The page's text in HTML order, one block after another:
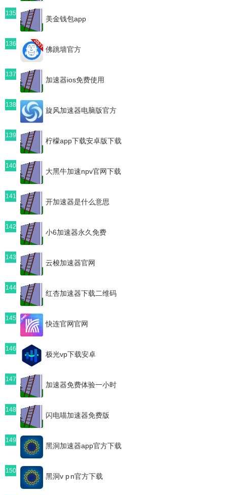
135
美金钱包app
136
佛跳墙官方
137
加速器ios免费使用
138
旋风加速器电脑版官方
139
柠檬app下载安卓版下载
140
大黑牛加速npv官网下载
141
开加速器是什么意思
142
小6加速器永久免费
143
云梭加速器官网
144
红杏加速器下载二维码
145
快连官网官网
146
极光vp下载安卓
147
加速器免费体验一小时
148
闪电喵加速器免费版
149
黑洞加速器app官方下载
150
黑洞v p n官方下载